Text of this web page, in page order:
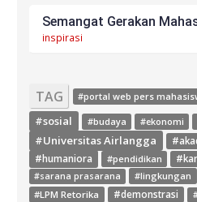
Semangat Gerakan
inspirasi
TAG #portal web pers
#sosial #budaya #ekonomi
#Universitas Airlangga
#humaniora #pendidikan
#sarana prasarana #lingkungan
#LPM Retorika
#demonstrasi